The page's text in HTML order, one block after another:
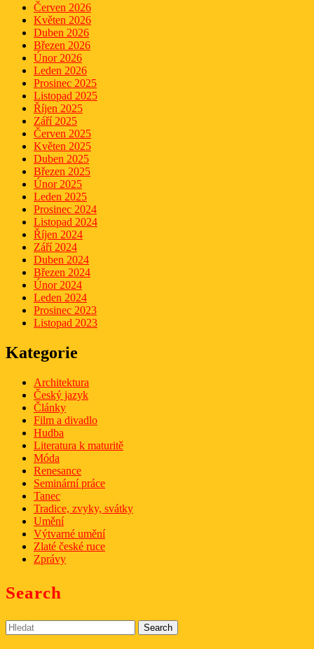
Červen 2026
Květen 2026
Duben 2026
Březen 2026
Únor 2026
Leden 2026
Prosinec 2025
Listopad 2025
Říjen 2025
Září 2025
Červen 2025
Květen 2025
Duben 2025
Březen 2025
Únor 2025
Leden 2025
Prosinec 2024
Listopad 2024
Říjen 2024
Září 2024
Duben 2024
Březen 2024
Únor 2024
Leden 2024
Prosinec 2023
Listopad 2023
Kategorie
Architektura
Český jazyk
Články
Film a divadlo
Hudba
Literatura k maturitě
Móda
Renesance
Seminární práce
Tanec
Tradice, zvyky, svátky
Umění
Výtvarné umění
Zlaté české ruce
Zprávy
Search
Search
for: